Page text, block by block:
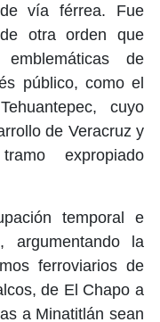
vía férrea. Fue
otra orden que
de
público, como el
cuyo
de Veracruz y
expropiado
temporal e
argumentando la
ferroviarios de
de El Chapo a
a Minatitlán sean